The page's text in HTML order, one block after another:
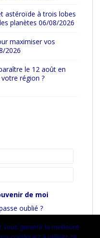
astéroïde à trois lobes
planètes 06/08/2026
maximiser vos
2026
le 12 août en
région ?
de moi
oublié ?
garantir la meilleure